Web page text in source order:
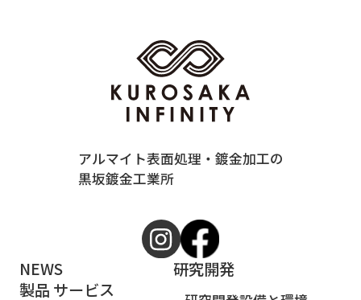
アルマイト表面処理・鍍金加工の
黒坂鍍金工業所
NEWS
製品 サービス
研究開発